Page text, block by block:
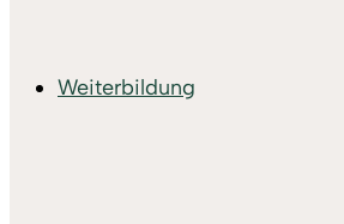
Weiterbildung